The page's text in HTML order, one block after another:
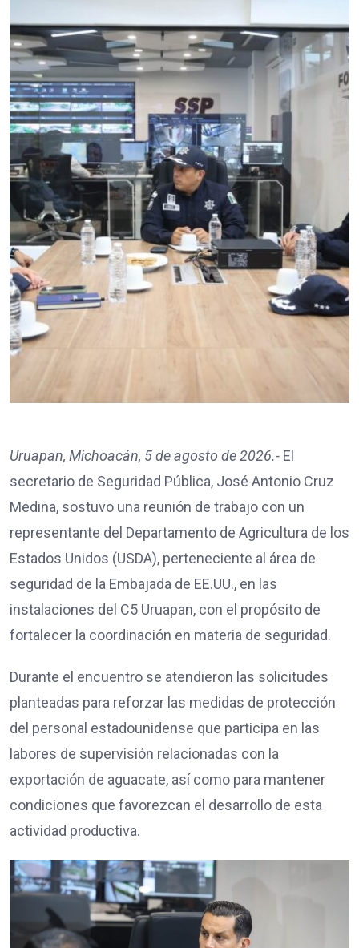
Uruapan, Michoacán, 5 de agosto de 2026.- El
secretario de Seguridad Pública, José Antonio Cruz
Medina, sostuvo una reunión de trabajo con un
representante del Departamento de Agricultura de los
Estados Unidos (USDA), perteneciente al área de
seguridad de la Embajada de EE.UU., en las
instalaciones del C5 Uruapan, con el propósito de
fortalecer la coordinación en materia de seguridad.
Durante el encuentro se atendieron las solicitudes
planteadas para reforzar las medidas de protección
del personal estadounidense que participa en las
labores de supervisión relacionadas con la
exportación de aguacate, así como para mantener
condiciones que favorezcan el desarrollo de esta
actividad productiva.